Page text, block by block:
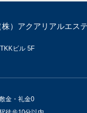
）アクアリアルエス
ビル 5F
金・礼金0